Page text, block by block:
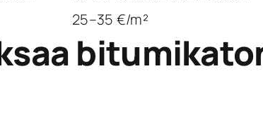
25–35 €/m²